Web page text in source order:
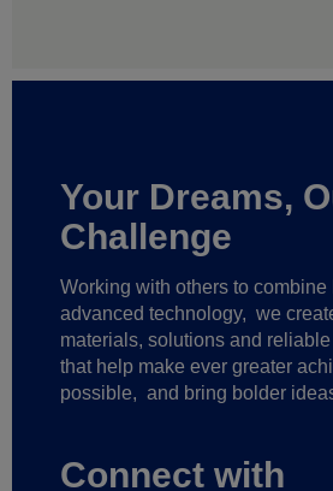
Your Dreams,
Challenge
Working with others to combine
advanced technology, we
materials, solutions and
that help make ever greater
possible, and bring bolder
Connect with